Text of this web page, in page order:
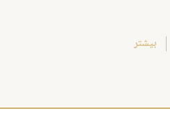
بیشتر